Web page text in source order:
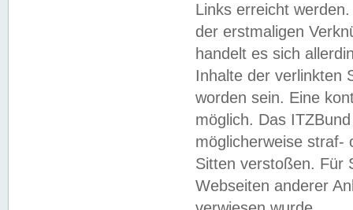
Links erreicht
der erstmaligen
handelt es sich
Inhalte der verlinkten
worden sein. Eine
möglich. Das
möglicherweise straf-
Sitten verstoßen. Für
Webseiten anderer